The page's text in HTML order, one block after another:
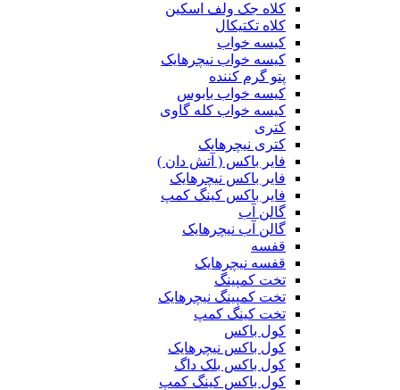
کلاه جک‌ ولف‌ اسکین
کلاه تکتیکال
کیسه خواب
کیسه خواب نیچرهایک
پتو گرم کننده
کیسه خواب بابوس
کیسه خواب کله گاوی
کتری
کتری نیچرهایک
فایر باکس ( آتش دان )
فایر باکس نیچرهایک
فایر باکس کینگ کمپ
گالن آب
گالن آب نیچرهایک
قفسه
قفسه نیچرهایک
تخت کمپینگ
تخت کمپینگ نیچرهایک
تخت کینگ کمپ
کول باکس
کول باکس نیچرهایک
کول باکس بلک داگ
کول باکس کینگ کمپ